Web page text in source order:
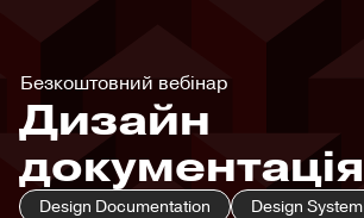
Безкоштовний вебінар
Дизайн
документація
Design Documentation Design System